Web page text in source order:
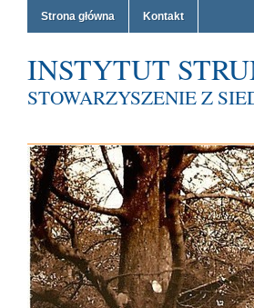
Strona główna Kontakt
INSTYTUT
STOWARZYSZENIE Z